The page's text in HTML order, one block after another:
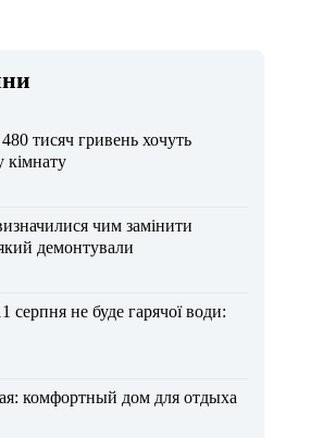
тисяч гривень хочуть
кімнату
чим замінити
демонтували
серпня не буде гарячої води:
комфортный дом для отдыха